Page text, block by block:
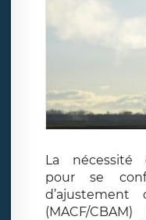
La nécessité
pour se
d’ajustement
(MACF/